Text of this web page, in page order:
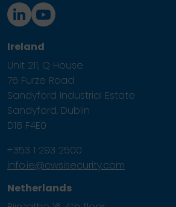
Ireland
Unit 211, Q House
76 Furze Road
Sandyford Industrial Estate
Sandyford, Dublin
D18 F4E0
+353 1 293 2500
info.ie@cwsisecurity.com
Netherlands